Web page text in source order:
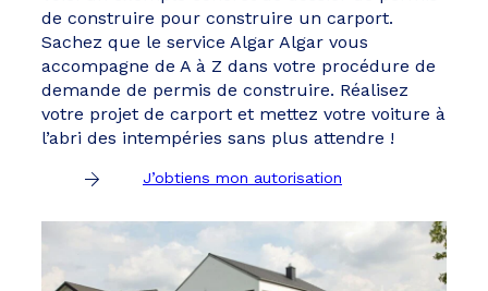
de construire pour construire un carport.
Sachez que le service Algar Algar vous
accompagne de A à Z dans votre procédure de
demande de permis de construire. Réalisez
votre projet de carport et mettez votre voiture à
l’abri des intempéries sans plus attendre !
J’obtiens mon autorisation